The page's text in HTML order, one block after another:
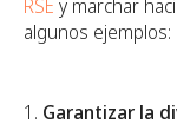
RSE y marchar
algunos ejemplos:
Garantizar la